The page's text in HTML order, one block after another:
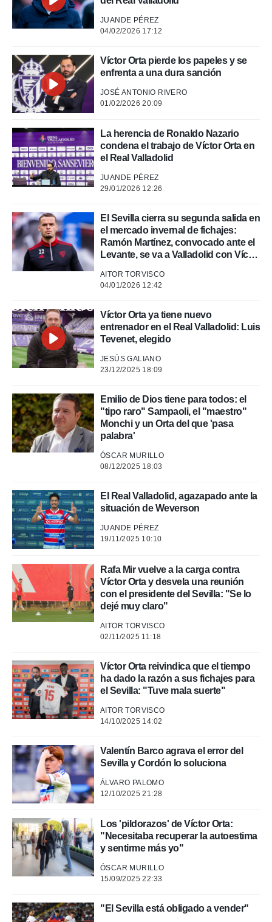
aceptar
de
sitio
te
sean
se
para
ni para
o
Puedes
acceder a
web a
abono
como
este sitio
IP
de
traten tus
en
interés
a lo que
Para
datos
momento
en
en
un
o acceder
perfiles
JUANDE PÉREZ
04/02/2026 17:12
Víctor Orta pierde los papeles y se
enfrenta a una dura sanción
JOSÉ ANTONIO RIVERO
01/02/2026 20:09
La herencia de Ronaldo Nazario
condena el trabajo de Víctor Orta en
el Real Valladolid
JUANDE PÉREZ
29/01/2026 12:26
El Sevilla cierra su segunda salida en
el mercado invernal de fichajes:
Ramón Martínez, convocado ante el
Levante, se va a Valladolid con Víctor
AITOR TORVISCO
04/01/2026 12:42
Víctor Orta ya tiene nuevo
entrenador en el Real Valladolid: Luis
Tevenet, elegido
JESÚS GALIANO
23/12/2025 18:09
Emilio de Dios tiene para todos: el
"tipo raro" Sampaoli, el "maestro"
Monchi y un Orta del que 'pasa
palabra'
ÓSCAR MURILLO
08/12/2025 18:03
El Real Valladolid, agazapado ante la
situación de Weverson
JUANDE PÉREZ
19/11/2025 10:10
Rafa Mir vuelve a la carga contra
Víctor Orta y desvela una reunión
con el presidente del Sevilla: "Se lo
dejé muy claro"
AITOR TORVISCO
02/11/2025 11:18
Víctor Orta reivindica que el tiempo
ha dado la razón a sus fichajes para
el Sevilla: "Tuve mala suerte"
AITOR TORVISCO
14/10/2025 14:02
Valentín Barco agrava el error del
Sevilla y Cordón lo soluciona
ÁLVARO PALOMO
12/10/2025 21:28
Los 'pildorazos' de Víctor Orta:
"Necesitaba recuperar la autoestima
y sentirme más yo"
ÓSCAR MURILLO
15/09/2025 22:33
"El Sevilla está obligado a vender"